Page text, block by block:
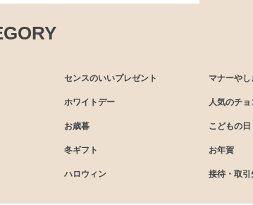
センスのいいプレゼント マナーやし
ホワイトデー 人気のチョ
お歳暮 こどもの日
冬ギフト お年賀
ハロウィン 接待・取引